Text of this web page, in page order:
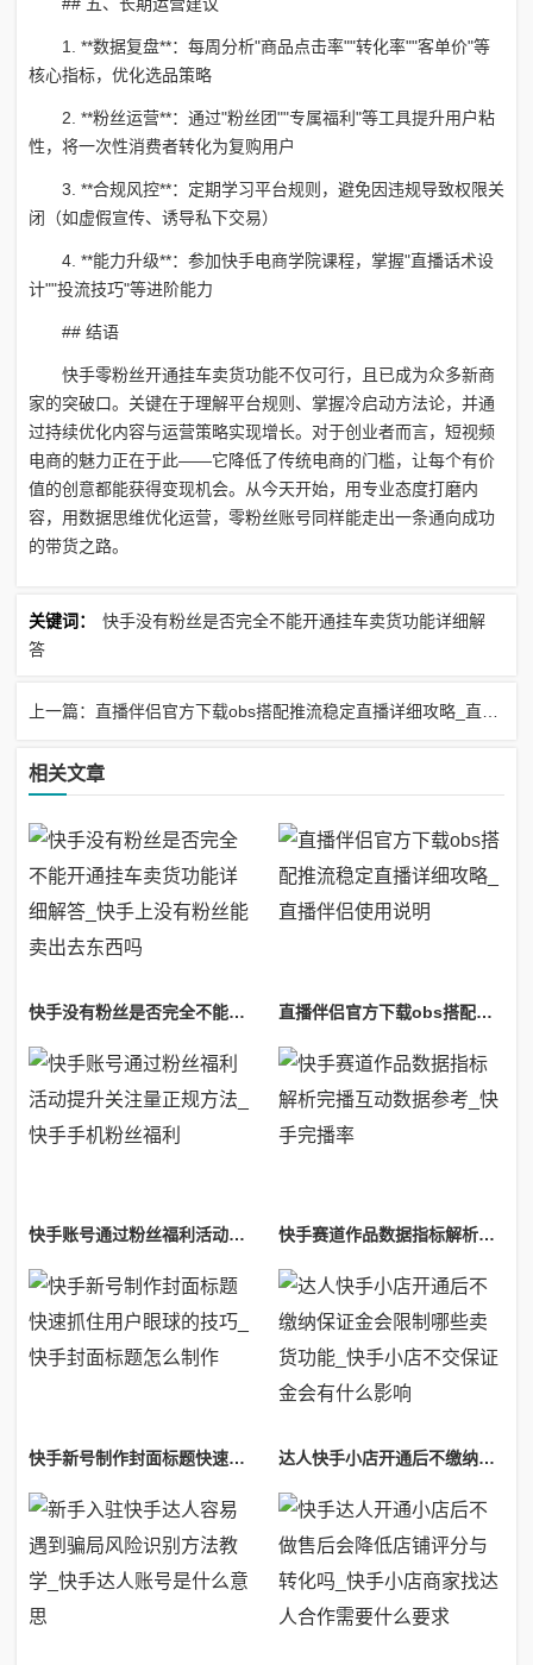
1. **数据复盘**：每周分析"商品点击率""转化率""客单价"等
核心指标，优化选品策略
2. **粉丝运营**：通过"粉丝团""专属福利"等工具提升用户粘
性，将一次性消费者转化为复购用户
3. **合规风控**：定期学习平台规则，避免因违规导致权限关
闭（如虚假宣传、诱导私下交易）
4. **能力升级**：参加快手电商学院课程，掌握"直播话术设
计""投流技巧"等进阶能力
## 结语
快手零粉丝开通挂车卖货功能不仅可行，且已成为众多新商
家的突破口。关键在于理解平台规则、掌握冷启动方法论，并通
过持续优化内容与运营策略实现增长。对于创业者而言，短视频
电商的魅力正在于此——它降低了传统电商的门槛，让每个有价
值的创意都能获得变现机会。从今天开始，用专业态度打磨内
容，用数据思维优化运营，零粉丝账号同样能走出一条通向成功
的带货之路。
关键词：
快手没有粉丝是否完全不能开通挂车卖货功能详细解
答
相关文章
快手没有粉丝是否完全不能开通挂车卖货功能详细解答_快手上没有粉丝能卖出去东西吗 直播伴侣官方下载obs搭配推流稳定直播详细攻略_直播伴侣使用说明
快手账号通过粉丝福利活动提升关注量正规方法_快手手机粉丝福利 快手赛道作品数据指标解析完播互动数据参考_快手完播率
快手新号制作封面标题快速抓住用户眼球的技巧_快手封面标题怎么制作 达人快手小店开通后不缴纳保证金会限制哪些卖货功能_快手小店不交保证金会有什么影响